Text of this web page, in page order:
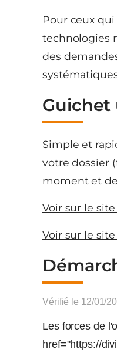
Pour ceux
technologies
des
Guichet
Simple et
votre dossier
moment et
Voir sur le
Voir sur le
Vérifié le 12/01/
Les forces de
href="https://